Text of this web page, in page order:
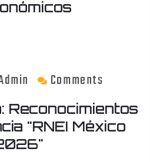
Comments
Reconocimientos
"RNEI México